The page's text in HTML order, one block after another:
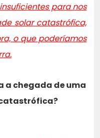
para nos
solar catastrófica,
o que poderíamos
a chegada de uma